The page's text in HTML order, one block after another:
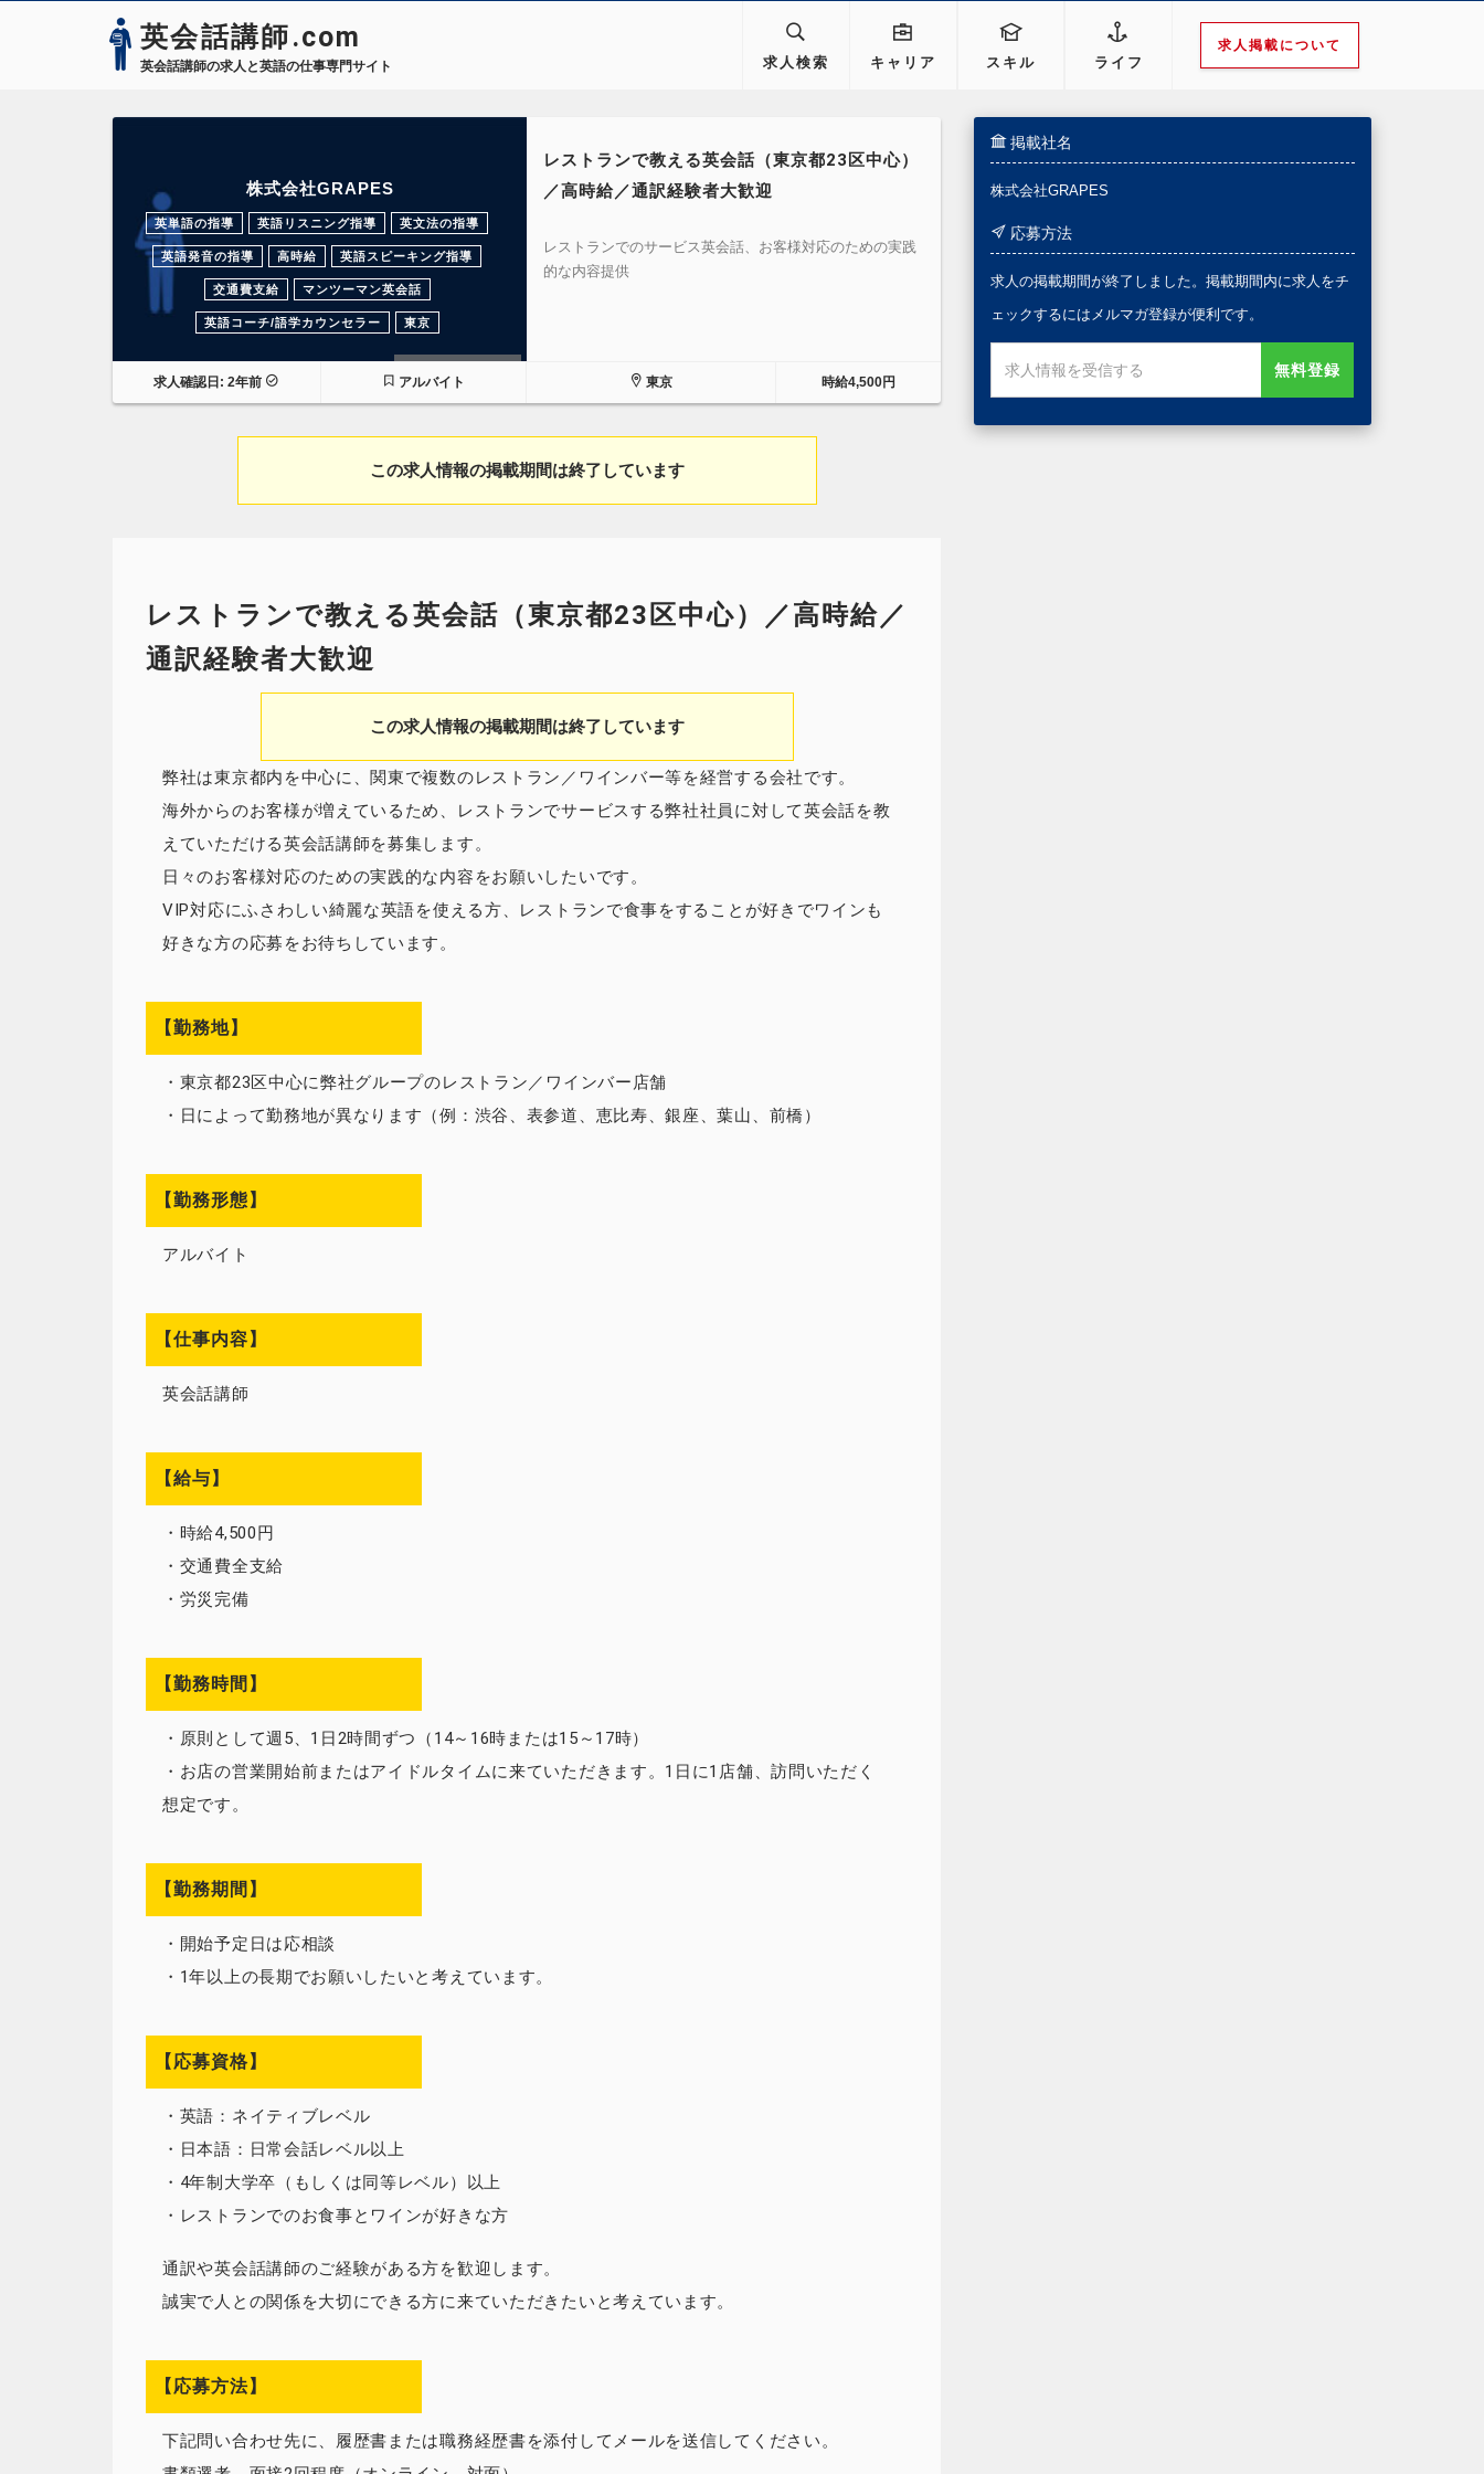
英会話講師.com
英会話講師の求人と英語の仕事専門サイト 求人検索 キャリア スキル ライフ
求人掲載について
株式会社GRAPES
英単語の指導 英語リスニング指導 英文法の指導
英語発音の指導 高時給 英語スピーキング指導
交通費支給 マンツーマン英会話
英語コーチ/語学カウンセラー 東京
レストランで教える英会話（東京都23区中心）
／高時給／通訳経験者大歓迎
レストランでのサービス英会話、お客様対応のための実践
的な内容提供
求人確認日: 2年前 アルバイト 東京 時給4,500円
この求人情報の掲載期間は終了しています
レストランで教える英会話（東京都23区中心）／高時給／
通訳経験者大歓迎
この求人情報の掲載期間は終了しています
弊社は東京都内を中心に、関東で複数のレストラン／ワインバー等を経営する会社です。
海外からのお客様が増えているため、レストランでサービスする弊社社員に対して英会話を教
えていただける英会話講師を募集します。
日々のお客様対応のための実践的な内容をお願いしたいです。
VIP対応にふさわしい綺麗な英語を使える方、レストランで食事をすることが好きでワインも
好きな方の応募をお待ちしています。
【勤務地】
・東京都23区中心に弊社グループのレストラン／ワインバー店舗
・日によって勤務地が異なります（例：渋谷、表参道、恵比寿、銀座、葉山、前橋）
【勤務形態】
アルバイト
【仕事内容】
英会話講師
【給与】
・時給4,500円
・交通費全支給
・労災完備
【勤務時間】
・原則として週5、1日2時間ずつ（14～16時または15～17時）
・お店の営業開始前またはアイドルタイムに来ていただきます。1日に1店舗、訪問いただく
想定です。
【勤務期間】
・開始予定日は応相談
・1年以上の長期でお願いしたいと考えています。
【応募資格】
・英語：ネイティブレベル
・日本語：日常会話レベル以上
・4年制大学卒（もしくは同等レベル）以上
・レストランでのお食事とワインが好きな方
通訳や英会話講師のご経験がある方を歓迎します。
誠実で人との関係を大切にできる方に来ていただきたいと考えています。
【応募方法】
下記問い合わせ先に、履歴書または職務経歴書を添付してメールを送信してください。
掲載社名
株式会社GRAPES
応募方法
求人の掲載期間が終了しました。掲載期間内に求人をチ
ェックするにはメルマガ登録が便利です。
無料登録